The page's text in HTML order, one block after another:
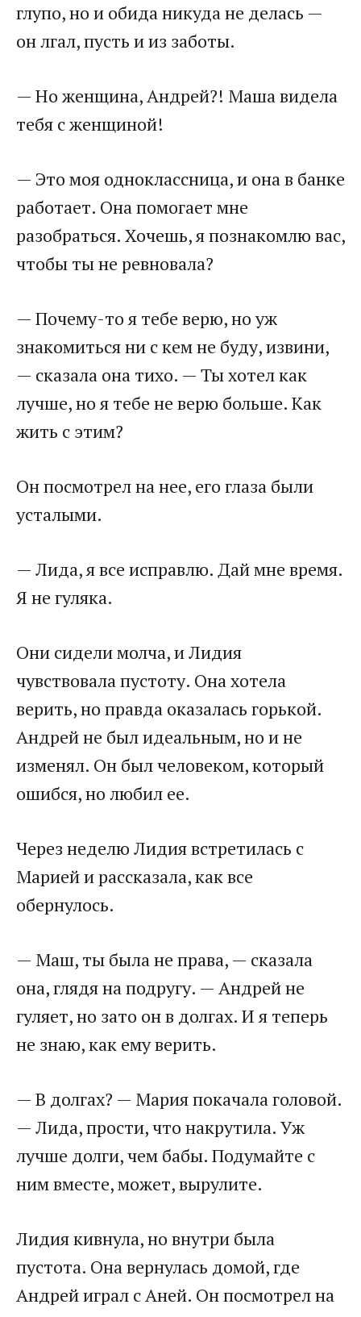
глупо, но и обида никуда не делась —
он лгал, пусть и из заботы.
— Но женщина, Андрей?! Маша видела
тебя с женщиной!
— Это моя одноклассница, и она в банке
работает. Она помогает мне
разобраться. Хочешь, я познакомлю вас,
чтобы ты не ревновала?
— Почему-то я тебе верю, но уж
знакомиться ни с кем не буду, извини,
— сказала она тихо. — Ты хотел как
лучше, но я тебе не верю больше. Как
жить с этим?
Он посмотрел на нее, его глаза были
усталыми.
— Лида, я все исправлю. Дай мне время.
Я не гуляка.
Они сидели молча, и Лидия
чувствовала пустоту. Она хотела
верить, но правда оказалась горькой.
Андрей не был идеальным, но и не
изменял. Он был человеком, который
ошибся, но любил ее.
Через неделю Лидия встретилась с
Марией и рассказала, как все
обернулось.
— Маш, ты была не права, — сказала
она, глядя на подругу. — Андрей не
гуляет, но зато он в долгах. И я теперь
не знаю, как ему верить.
— В долгах? — Мария покачала головой.
— Лида, прости, что накрутила. Уж
лучше долги, чем бабы. Подумайте с
ним вместе, может, вырулите.
Лидия кивнула, но внутри была
пустота. Она вернулась домой, где
Андрей играл с Аней. Он посмотрел на